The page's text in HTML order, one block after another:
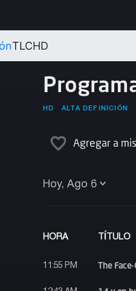
TLCHD
HD ALTA DEFINICIÓN
Agregar a
Hoy, Ago 6
HORA TÍTULO
11:55 PM The